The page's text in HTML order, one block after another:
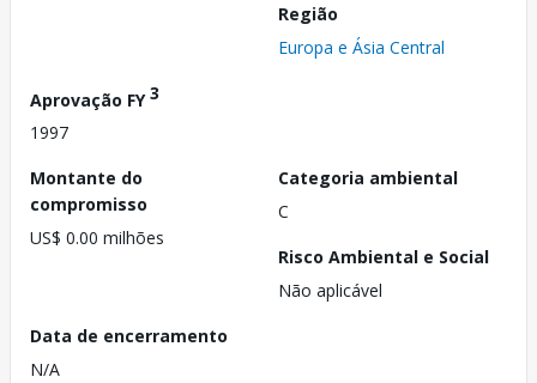
Região
Europa e Ásia Central
Aprovação FY3
1997
Montante do
compromisso
US$ 0.00 milhões
Categoria ambiental
C
Risco Ambiental e Social
Não aplicável
Data de encerramento
N/A